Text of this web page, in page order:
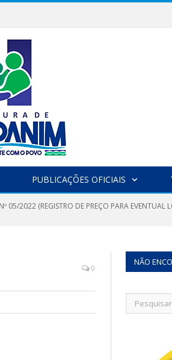
PUBLICAÇÕES OFICIAIS
05/2022 (REGISTRO DE PREÇO PARA EVENTUAL
0
NÃO